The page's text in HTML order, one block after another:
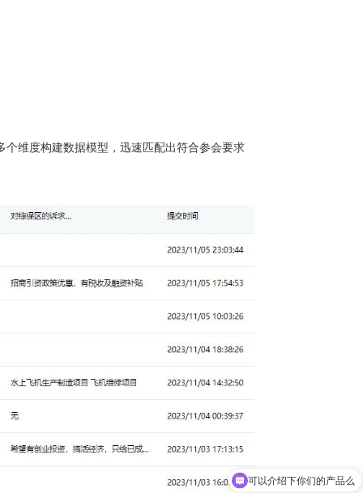
维度构建数据模型，迅速匹配出符合参会要求
你们是怎么收费的呢